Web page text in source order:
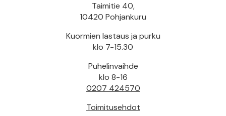
Taimitie 40,
10420 Pohjankuru
Kuormien lastaus ja purku
klo 7-15.30
Puhelinvaihde
klo 8-16
0207 424570
Toimitusehdot